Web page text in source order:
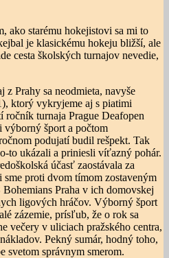
ako starému hokejistovi sa mi to
je klasickému hokeju bližší, ale
cesta školských turnajov nevedie,
z Prahy sa neodmieta, navyše
ktorý vykryjeme aj s piatimi
ročník turnaja Prague Deafopen
šport a počtom
podujatí budil rešpekt. Tak
to ukázali a priniesli víťazný pohár.
účasť zaostávala za
proti dvom tímom zostaveným
Praha v ich domovskej
ligových hráčov. Výborný šport
zázemie, prísľub, že o rok sa
večery v uliciach pražského centra,
Pekný sumár, hodný toho,
svetom správnym smerom.